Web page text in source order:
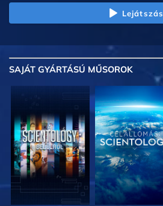
Lejátszás
SAJÁT GYÁRTÁSÚ MŰSOROK